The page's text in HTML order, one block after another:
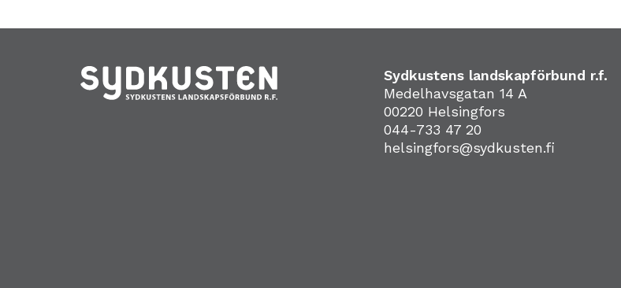
Sydkustens landskapförbund r.f.
Medelhavsgatan 14 A
00220 Helsingfors
044-733 47 20
helsingfors@sydkusten.fi